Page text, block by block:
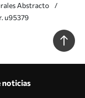
Abstracto
u95379
noticias